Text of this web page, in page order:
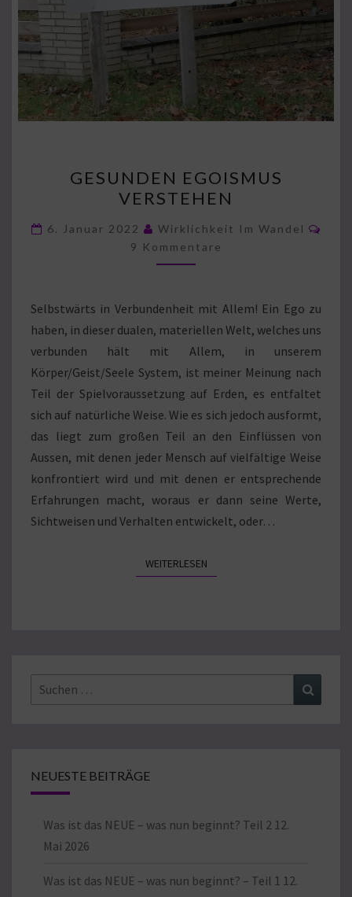
EGOISMUS
VERSTEHEN
GESUNDEN EGOISMUS
VERSTEHEN
6. Januar 2022 Wirklichkeit Im Wandel
9 Kommentare
Selbstwärts in Verbundenheit mit Allem! Ein Ego zu
haben, in dieser dualen, materiellen Welt, welches uns
verbunden hält mit Allem, in unserem
Körper/Geist/Seele System, ist meiner Meinung nach
Teil der Spielvoraussetzung auf Erden, es entfaltet
sich auf natürliche Weise. Wie es sich jedoch ausformt,
das liegt zum großen Teil an den Einflüssen von
Aussen, mit denen jeder Mensch auf vielfältige Weise
konfrontiert wird und mit denen er entsprechende
Erfahrungen macht, woraus er dann seine Werte,
Sichtweisen und Verhalten entwickelt, oder…
WEITERLESENWEITERLESEN
Suchen
nach:
NEUESTE BEITRÄGE
Was ist das NEUE – was nun beginnt? Teil 2 12.
Mai 2026
Was ist das NEUE – was nun beginnt? – Teil 1 12.